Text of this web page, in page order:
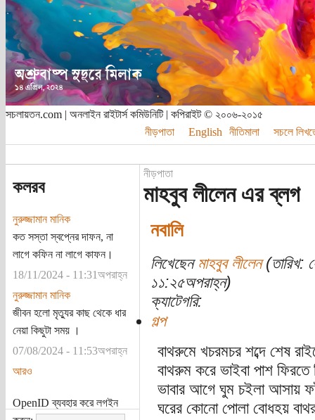
সচলায়তন.com | অনলাইন রাইটার্স কমিউনিটি | কপিরাইট © ২০০৬-২০১৫
নীড়পাতা
English নীতিমালা সচলে
কলরব
নুরুজ্জামান মানিক
কত সস্তা স্বপ্নের দাফন, না
লাগে কফিন না লাগে কাফন।
18/11/2024 - 11:31অপরাহ্ন
নুরুজ্জামান মানিক
জীবন হলো মৃত্যুর কাছ থেকে ধার
নেয়া কিছুটা সময় ।
07/08/2024 - 11:53অপরাহ্ন
আরও
OpenID ব্যবহার করে লগইন
নীড়পাতা
মাহবুব লীলেন এর ব্লগ
নবালি
লিখেছেন মাহবুব লীলেন(তারিখ:
১১:২৫অপরাহ্ন)
ক্যাটেগরি:
গল্প
বাথরুমে খচরমচর শব্দে শেষ
বাথরুম করে ভাইবা পাশ
ভাবার আগে ঘুম চইলা আসায়
ঘরের কোনো পোলা বোধহয়